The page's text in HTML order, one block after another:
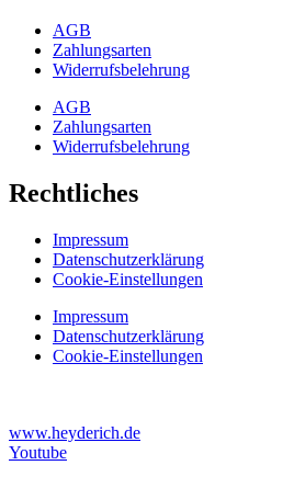
AGB
Zahlungsarten
Widerrufsbelehrung
AGB
Zahlungsarten
Widerrufsbelehrung
Rechtliches
Impressum
Datenschutzerklärung
Cookie-Einstellungen
Impressum
Datenschutzerklärung
Cookie-Einstellungen
www.heyderich.de
Youtube